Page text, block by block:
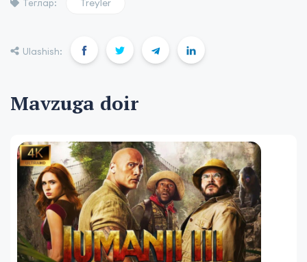
Теглар: Treyler
Ulashish:
Mavzuga doir